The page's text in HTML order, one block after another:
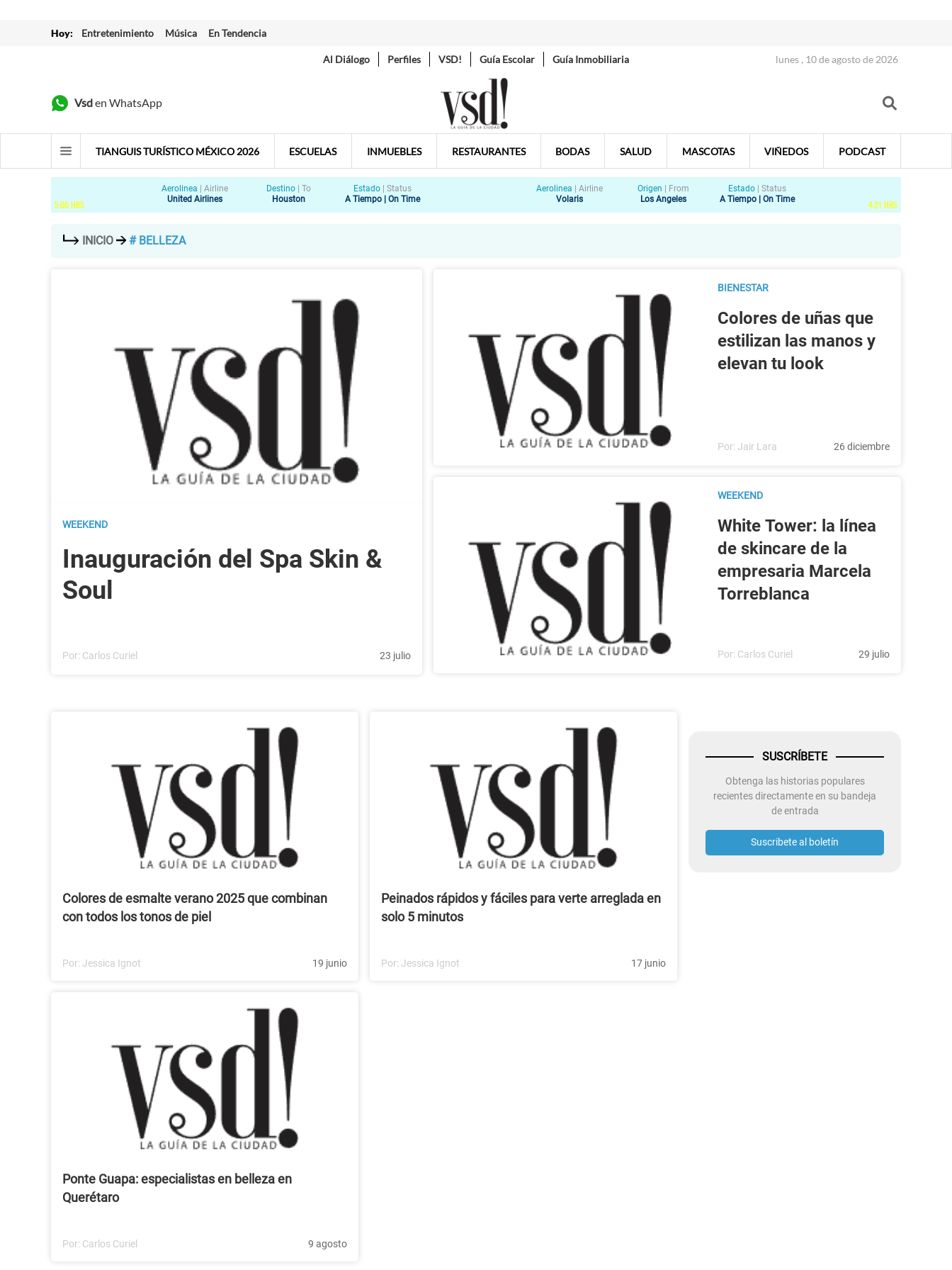
Hoy: Entretenimiento Música En Tendencia
Al Diálogo Perfiles VSD! Guía Escolar Guía Inmobiliaria lunes , 10 de agosto de 2026
Vsden WhatsApp
TIANGUIS TURÍSTICO MÉXICO 2026 ESCUELAS INMUEBLES RESTAURANTES BODAS SALUD MASCOTAS VIÑEDOS PODCAST
5:00HRS
Aerolinea
Airline
United Airlines
Destino
To
Houston
Estado
Status
A Tiempo | On Time
Aerolinea
Airline
Volaris
Origen
From
Los Angeles
Estado
Status
A Tiempo | On Time
4:21 HRS
INICIO # BELLEZA
WEEKEND
Inauguración del Spa Skin &
Soul
Por: Carlos Curiel 23 julio
BIENESTAR
Colores de uñas que
estilizan las manos y
elevan tu look
Por: Jair Lara 26 diciembre
WEEKEND
White Tower: la línea
de skincare de la
empresaria Marcela
Torreblanca
Por: Carlos Curiel 29 julio
Colores de esmalte verano 2025 que combinan
con todos los tonos de piel
Por: Jessica Ignot 19 junio
Peinados rápidos y fáciles para verte arreglada en
solo 5 minutos
Por: Jessica Ignot 17 junio
Ponte Guapa: especialistas en belleza en
Querétaro
Por: Carlos Curiel 9 agosto
SUSCRÍBETE
Obtenga las historias populares
recientes directamente en su bandeja
de entrada
Suscribete al boletín